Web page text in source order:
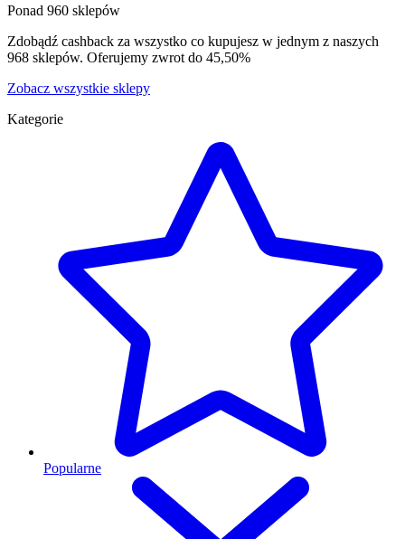
Ponad 960 sklepów
Zdobądź cashback za wszystko co kupujesz w jednym z naszych
968 sklepów. Oferujemy zwrot do 45,50%
Zobacz wszystkie sklepy
Kategorie
Popularne